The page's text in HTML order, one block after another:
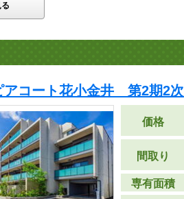
アコート花小金井 第2期2次
価格
間取り
専有面積